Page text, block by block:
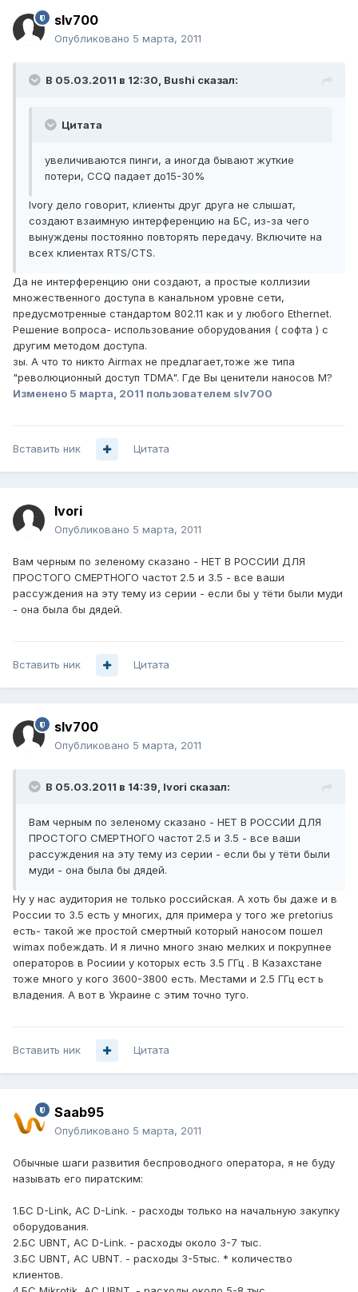
slv700
Опубликовано 5 марта, 2011
В 05.03.2011 в 12:30, Bushi сказал:
Цитата
увеличиваются пинги, а иногда бывают жуткие
потери, CCQ падает до15-30%
Ivory дело говорит, клиенты друг друга не слышат,
создают взаимную интерференцию на БС, из-за чего
вынуждены постоянно повторять передачу. Включите на
всех клиентах RTS/CTS.
Да не интерференцию они создают, а простые коллизии
множественного доступа в канальном уровне сети,
предусмотренные стандартом 802.11 как и у любого Ethernet.
Решение вопроса- использование оборудования ( софта ) с
другим методом доступа.
зы. А что то никто Airmax не предлагает,тоже же типа
"революционный доступ TDMA". Где Вы ценители наносов M?
Изменено 5 марта, 2011 пользователем slv700
Вставить ник Цитата
Ivori
Опубликовано 5 марта, 2011
Вам черным по зеленому сказано - НЕТ В РОССИИ ДЛЯ
ПРОСТОГО СМЕРТНОГО частот 2.5 и 3.5 - все ваши
рассуждения на эту тему из серии - если бы у тёти были муди
- она была бы дядей.
Вставить ник Цитата
slv700
Опубликовано 5 марта, 2011
В 05.03.2011 в 14:39, Ivori сказал:
Вам черным по зеленому сказано - НЕТ В РОССИИ ДЛЯ
ПРОСТОГО СМЕРТНОГО частот 2.5 и 3.5 - все ваши
рассуждения на эту тему из серии - если бы у тёти были
муди - она была бы дядей.
Ну у нас аудитория не только российская. А хоть бы даже и в
России то 3.5 есть у многих, для примера у того же pretorius
есть- такой же простой смертный который наносом пошел
wimax побеждать. И я лично много знаю мелких и покрупнее
операторов в Росиии у которых есть 3.5 ГГц . В Казахстане
тоже много у кого 3600-3800 есть. Местами и 2.5 ГГц ест ь
владения. А вот в Украине с этим точно туго.
Вставить ник Цитата
Saab95
Опубликовано 5 марта, 2011
Обычные шаги развития беспроводного оператора, я не буду
называть его пиратским:
1.БС D-Link, АС D-Link. - расходы только на начальную закупку
оборудования.
2.БС UBNT, АС D-Link. - расходы около 3-7 тыс.
3.БС UBNT, АС UBNT. - расходы 3-5тыс. * количество
клиентов.